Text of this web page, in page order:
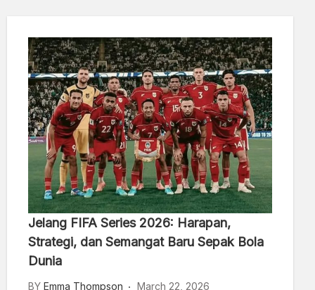
Jelang FIFA Series 2026: Harapan,
Strategi, dan Semangat Baru Sepak Bola
Dunia
BY Emma Thompson March 22, 2026